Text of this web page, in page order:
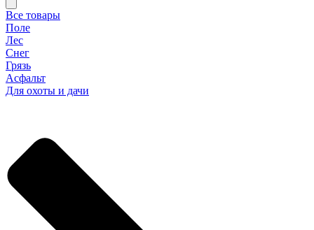
Все товары
Поле
Лес
Снег
Грязь
Асфальт
Для охоты и дачи